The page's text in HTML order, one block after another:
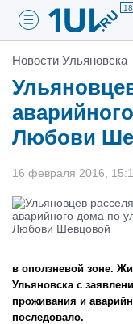
Новости Ульяновска
Любови
16 февраля 2016,
в оползневой зоне.
Ульяновска с
проживания и
последовало.